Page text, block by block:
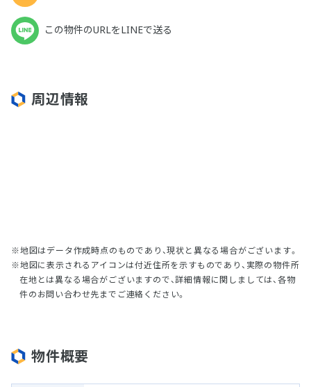
この物件のURLをLINEで送る
周辺情報
地図はデータ作成時点のものであり、現状と異なる場合がございます。
地図に表示されるアイコンは付近住所を示すものであり、実際の物件所
在地とは異なる場合がございますので、詳細情報に関しましては、各物
件のお問い合わせ先までご連絡ください。
物件概要